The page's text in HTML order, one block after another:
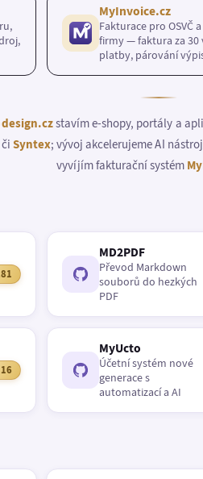
MyInvoice.cz
Fakturace pro OSVČ
firmy — faktura za 30
platby, párování
stavím e-shopy, portály a
či Syntex; vývoj akcelerujeme AI
vyvíjím fakturační systém
MD2PDF
Převod Markdown
souborů do hezkých
PDF
MyUcto
Účetní systém nové
generace s
automatizací a AI